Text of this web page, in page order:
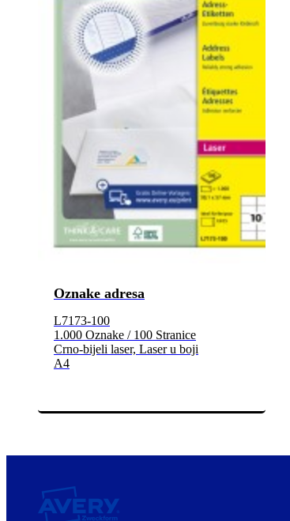
Oznake adresa
L7173-100
1.000 Oznake / 100 Stranice
Crno-bijeli laser, Laser u boji
A4